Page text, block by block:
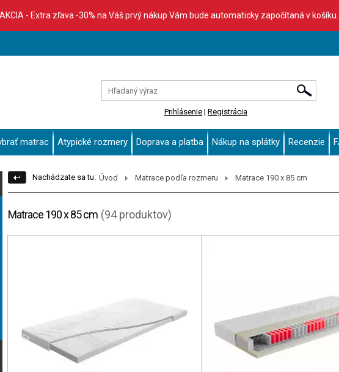
- Extra zľava -30% na Váš prvý nákup Vám bude automaticky započítaná v
Prihlásenie | Registrácia
matrac Atypické rozmery Doprava a platba Nákup na splátky Recenzie
Nachádzate sa tu: Úvod Matrace podľa rozmeru Matrace 190 x 85 cm
Matrace 190 x 85 cm (94 produktov)